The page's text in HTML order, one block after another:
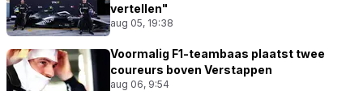
vertellen"
aug 05, 19:38
Voormalig F1-teambaas plaatst twee
coureurs boven Verstappen
aug 06, 9:54